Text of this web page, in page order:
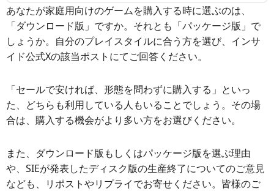
あなたが家庭用向けのゲームを購入する時に選ぶのは、
「ダウンロード版」ですか。それとも「パッケージ版」で
しょうか。自分のプレイスタイルに合う方を選び、インサ
イド公式Xの該当ポストにてご回答ください。
「セールで安ければ、形態を問わずに購入する」といっ
た、どちらも利用している人もいることでしょう。その場
合は、購入する機会がより多い方をお選びください。
また、ダウンロード版もしくはパッケージ版を選ぶ理由
や、SIEが発表したディスク版の生産終了についてのご意見
なども、リポストやリプライでお寄せください。皆様のご